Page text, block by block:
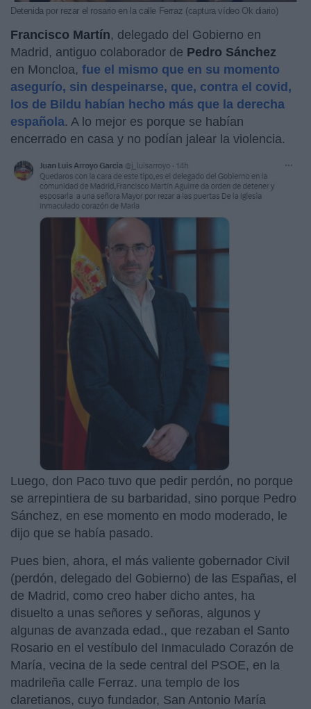
Detenida por rezar el rosario en la calle Ferraz (captura vídeo Ok diario)
Francisco Martín, delegado del Gobierno en
Madrid, antiguo colaborador de Pedro Sánchez
en Moncloa, fue el mismo que en su momento
asegurío, sin despeinarse, que, contra el covid,
los de Bildu habían hecho más que la derecha
española. A lo mejor es porque se habían
encerrado en casa y no podían jalear la violencia.
Luego, don Paco tuvo que pedir perdón, no porque
se arrepintiera de su barbaridad, sino porque Pedro
Sánchez, en ese momento en modo moderado, le
dijo que se había pasado.
Pues bien, ahora, el más valiente gobernador Civil
(perdón, delegado del Gobierno) de las Españas, el
de Madrid, como creo haber dicho antes, ha
disuelto a unas señores y señoras, algunos y
algunas de avanzada edad., que rezaban el Santo
Rosario en el vestíbulo del Inmaculado Corazón de
María, vecina de la sede central del PSOE, en la
madrileña calle Ferraz. una templo de los
claretianos, cuyo fundador, San Antonio María